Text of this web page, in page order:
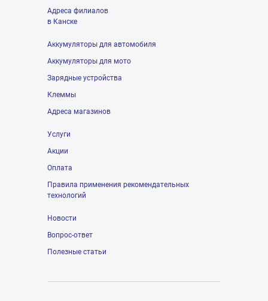
Адреса филиалов
в Канске
Аккумуляторы для автомобиля
Аккумуляторы для мото
Зарядные устройства
Клеммы
Адреса магазинов
Услуги
Акции
Оплата
Правила применения рекомендательных
технологий
Новости
Вопрос-ответ
Полезные статьи